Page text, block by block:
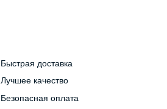
Быстрая доставка
Лучшее качество
Безопасная оплата